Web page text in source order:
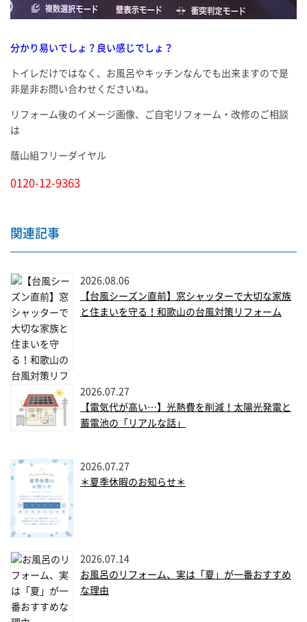
分かり易いでしょ？良い感じでしょ？
トイレだけではなく、お風呂やキッチンなんでも出来ますので是
非是非お問い合わせくださいね。
リフォーム後のイメージ画像、ご自宅リフォーム・改修のご相談
は
蔭山組フリーダイヤル
0120-12-9363
関連記事
2026.08.06
【台風シーズン直前】窓シャッターで大切な家族
と住まいを守る！和歌山の台風対策リフォーム
2026.07.27
【電気代が高い…】光熱費を削減！太陽光発電と
蓄電池の「リアルな話」
2026.07.27
＊夏季休暇のお知らせ＊
2026.07.14
お風呂のリフォーム、実は「夏」が一番おすすめ
な理由